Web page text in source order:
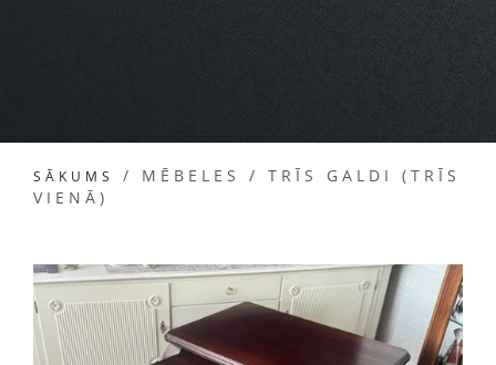
SĀKUMS / MĒBELES / TRĪS GALDI (TRĪS
VIENĀ)